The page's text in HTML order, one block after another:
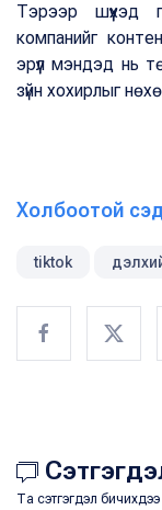
Тэрээр шүүхэд
компанийг
эрүүл мэндэд нь
зүйн хохирлыг
Холбоотой
tiktok
Та сэтгэгдэл